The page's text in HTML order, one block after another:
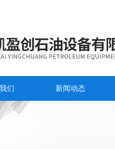
们 新闻动态